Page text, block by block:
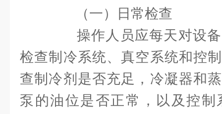
（一）日常检查
操作人员应每天对设备
检查制冷系统、真空系统和控
查制冷剂是否充足，冷凝器和
泵的油位是否正常，以及控